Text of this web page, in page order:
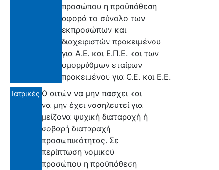
προσώπου η προϋπόθεση
αφορά το σύνολο των
εκπροσώπων και
διαχειριστών προκειμένου
για Α.Ε. και Ε.Π.Ε. και των
ομορρύθμων εταίρων
προκειμένου για Ο.Ε. και Ε.Ε.
Ιατρικές Ο αιτών να μην πάσχει και
να μην έχει νοσηλευτεί για
μείζονα ψυχική διαταραχή ή
σοβαρή διαταραχή
προσωπικότητας. Σε
περίπτωση νομικού
προσώπου η προϋπόθεση